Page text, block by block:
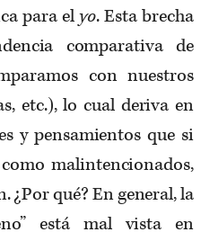
para elyo. Esta brecha
comparativa de
con nuestros
etc.), lo cual deriva en
y pensamientos que si
malintencionados,
¿Por qué? En general, la
está mal vista en